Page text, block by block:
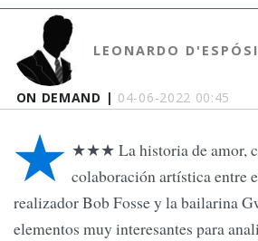
ON DEMAND | 04-06-2022 00:45
LEONARDO
★ ★★★ La historia de amor,
colaboración artística entre
realizador Bob Fosse y la bailarina
elementos muy interesantes para